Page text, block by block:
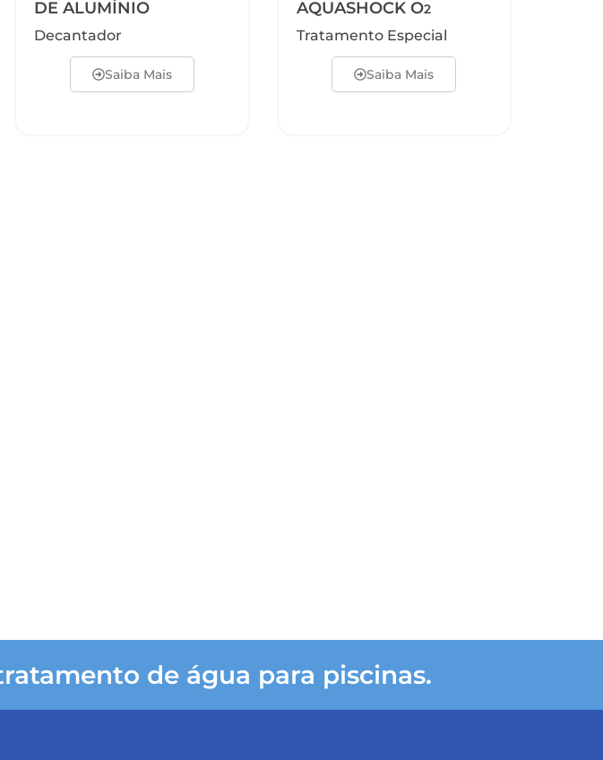
DE ALUMÍNIO
Decantador
Saiba Mais
AQUASHOCK O2
Tratamento Especial
Saiba Mais
de água para piscinas.